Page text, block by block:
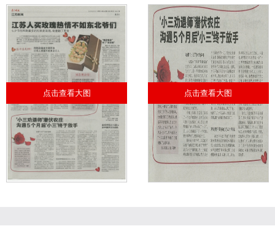
点击查看大图 点击查看大图